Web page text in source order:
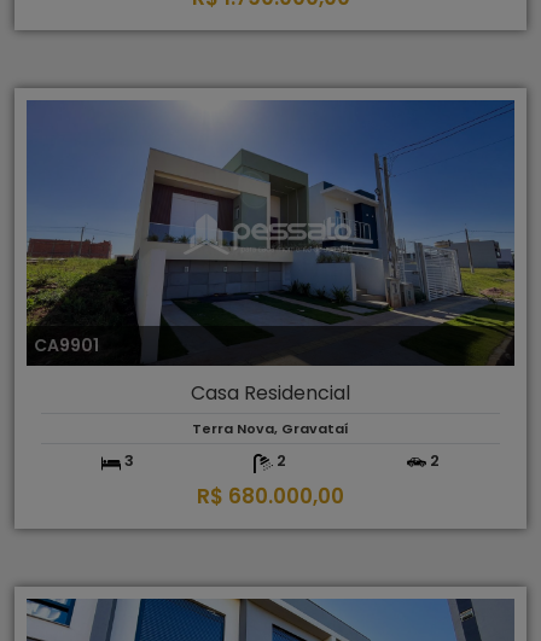
CA9901
Casa Residencial
Terra Nova, Gravataí
3 2 2
R$ 680.000,00